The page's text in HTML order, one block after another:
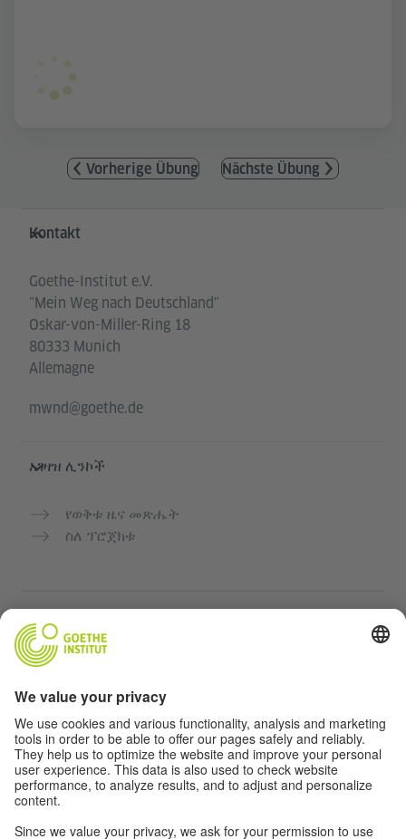
Vorherige Übung Nächste Übung
Service- und Informationsbereich
Kontakt
Goethe-Institut e.V.
"Mein Weg nach Deutschland"
Oskar-von-Miller-Ring 18
80333 Munich
Allemagne
mwnd@goethe.de
አገዛዝ ሊንኮች
የወቅቱ ዜና መጽሔት
ስለ ፕሮጀክቱ
የGoethe-Institut የጀርመን ቋንቋ ክፍሎች
የአስተማማኝ መድረክ „Deutschstunde“
ግላዊነት እና አንዳች እንቅስቃሴ የለሽ መዳረሻ